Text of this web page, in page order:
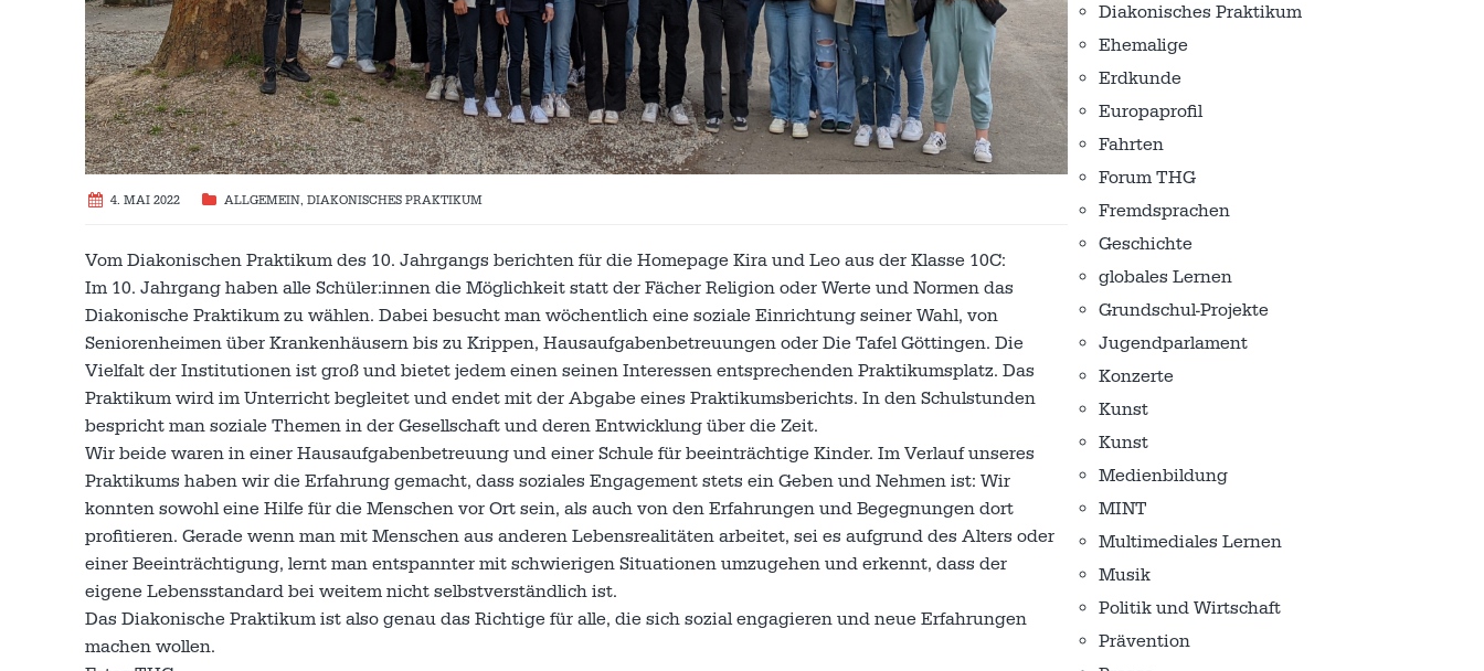
4. MAI 2022 ALLGEMEIN, DIAKONISCHES PRAKTIKUM
Vom Diakonischen Praktikum des 10. Jahrgangs berichten für die Homepage Kira und Leo aus der Klasse 10C:
Im 10. Jahrgang haben alle Schüler:innen die Möglichkeit statt der Fächer Religion oder Werte und Normen das
Diakonische Praktikum zu wählen. Dabei besucht man wöchentlich eine soziale Einrichtung seiner Wahl, von
Seniorenheimen über Krankenhäusern bis zu Krippen, Hausaufgabenbetreuungen oder Die Tafel Göttingen. Die
Vielfalt der Institutionen ist groß und bietet jedem einen seinen Interessen entsprechenden Praktikumsplatz. Das
Praktikum wird im Unterricht begleitet und endet mit der Abgabe eines Praktikumsberichts. In den Schulstunden
bespricht man soziale Themen in der Gesellschaft und deren Entwicklung über die Zeit.
Wir beide waren in einer Hausaufgabenbetreuung und einer Schule für beeinträchtige Kinder. Im Verlauf unseres
Praktikums haben wir die Erfahrung gemacht, dass soziales Engagement stets ein Geben und Nehmen ist: Wir
konnten sowohl eine Hilfe für die Menschen vor Ort sein, als auch von den Erfahrungen und Begegnungen dort
profitieren. Gerade wenn man mit Menschen aus anderen Lebensrealitäten arbeitet, sei es aufgrund des Alters oder
einer Beeinträchtigung, lernt man entspannter mit schwierigen Situationen umzugehen und erkennt, dass der
eigene Lebensstandard bei weitem nicht selbstverständlich ist.
Das Diakonische Praktikum ist also genau das Richtige für alle, die sich sozial engagieren und neue Erfahrungen
machen wollen.
Diakonisches Praktikum
Ehemalige
Erdkunde
Europaprofil
Fahrten
Forum THG
Fremdsprachen
Geschichte
globales Lernen
Grundschul-Projekte
Jugendparlament
Konzerte
Kunst
Kunst
Medienbildung
MINT
Multimediales Lernen
Musik
Politik und Wirtschaft
Prävention